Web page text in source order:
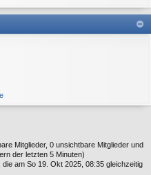
Mitglieder, 0 unsichtbare Mitglieder und
der letzten 5 Minuten)
die am So 19. Okt 2025, 08:35 gleichzeitig